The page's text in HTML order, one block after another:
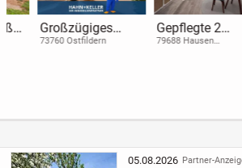
Großzügiges
Wohnen!
73760 Ostfildern
Gepflegte 2
Zimmer
al in Hausen im
79688 Hausen
05.08.2026 Partner-